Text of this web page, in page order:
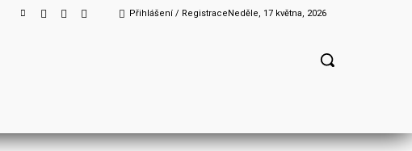
Neděle, 17 května, 2026
Přihlášení / Registrace